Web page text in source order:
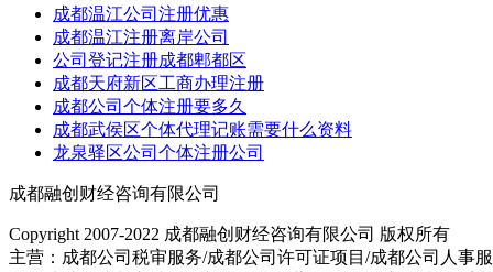
成都温江公司注册优惠
成都温江注册离岸公司
公司登记注册成都郫都区
成都天府新区工商办理注册
成都公司个体注册要多久
成都武侯区个体代理记账需要什么资料
龙泉驿区公司个体注册公司
成都融创财经咨询有限公司
Copyright 2007-2022 成都融创财经咨询有限公司 版权所有
主营：成都公司税审服务/成都公司许可证项目/成都公司人事